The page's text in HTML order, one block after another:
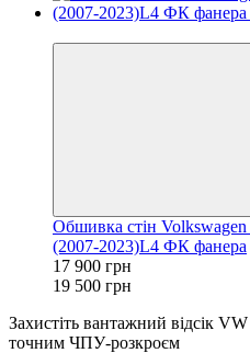
Обшивка стін
(2007-2023)L4 ФК фанера
17 900 грн
19 500 грн
Захистіть вантажний відсік
точним ЧПУ-розкроєм